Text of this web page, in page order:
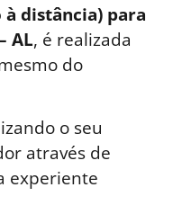
distância) para
AL, é realizada
do
o seu
através de
experiente